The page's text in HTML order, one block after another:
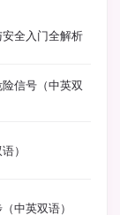
全入门全解析
信号（中英双
）
中英双语）